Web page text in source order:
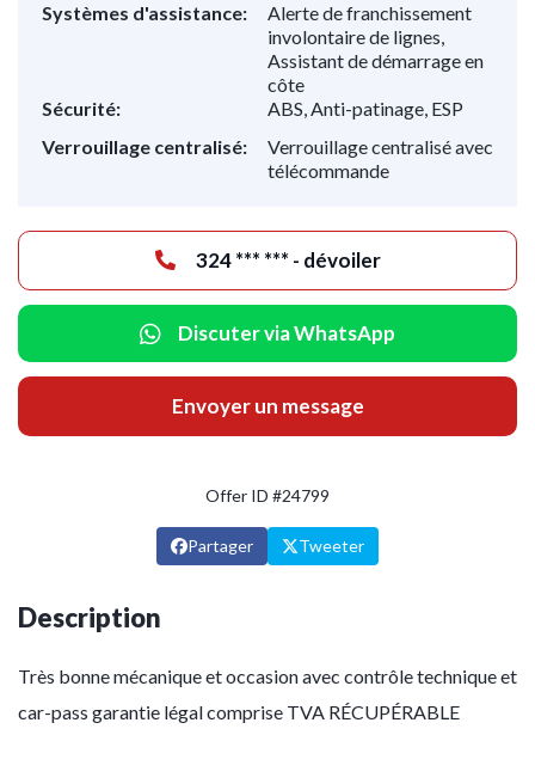
Systèmes d'assistance:
Alerte de franchissement
involontaire de lignes,
Assistant de démarrage en
côte
Sécurité:
ABS, Anti-patinage, ESP
Verrouillage centralisé:
Verrouillage centralisé avec
télécommande
324 *** *** - dévoiler
Discuter via WhatsApp
Envoyer un message
Offer ID #24799
Partager Tweeter
Description
Très bonne mécanique et occasion avec contrôle technique et
car-pass garantie légal comprise TVA RÉCUPÉRABLE